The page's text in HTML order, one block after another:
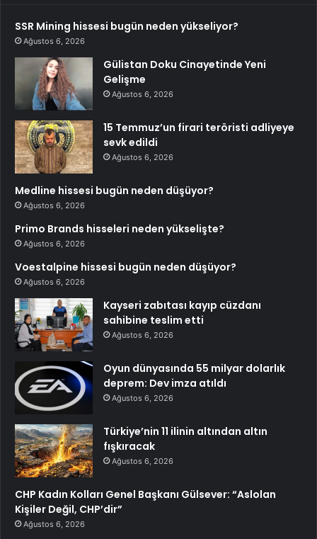
SSR Mining hissesi bugün neden yükseliyor?
Ağustos 6, 2026
Gülistan Doku Cinayetinde Yeni
Gelişme
Ağustos 6, 2026
15 Temmuz’un firari teröristi adliyeye
sevk edildi
Ağustos 6, 2026
Medline hissesi bugün neden düşüyor?
Ağustos 6, 2026
Primo Brands hisseleri neden yükselişte?
Ağustos 6, 2026
Voestalpine hissesi bugün neden düşüyor?
Ağustos 6, 2026
Kayseri zabıtası kayıp cüzdanı
sahibine teslim etti
Ağustos 6, 2026
Oyun dünyasında 55 milyar dolarlık
deprem: Dev imza atıldı
Ağustos 6, 2026
Türkiye’nin 11 ilinin altından altın
fışkıracak
Ağustos 6, 2026
CHP Kadın Kolları Genel Başkanı Gülsever: “Aslolan
Kişiler Değil, CHP’dir”
Ağustos 6, 2026